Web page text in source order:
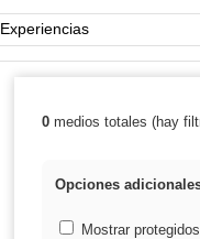
Palabra o frase:
Resultados
0medios totales (hay
Opciones
Mostrar